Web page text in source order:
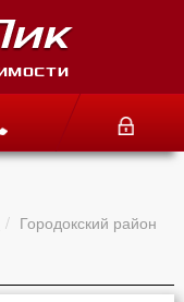
Городокский район